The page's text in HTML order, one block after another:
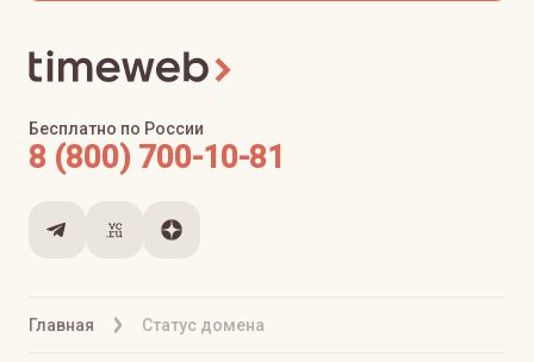
Главная Статус домена
Бесплатно по России
8 (800) 700-10-81